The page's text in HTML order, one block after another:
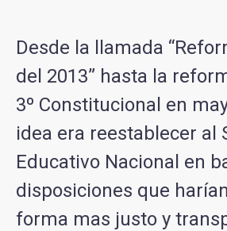
Desde la llamada
del 2013” hasta la
3º Constitucional en
idea era reestablecer al
Educativo Nacional en
disposiciones que
forma mas justo y